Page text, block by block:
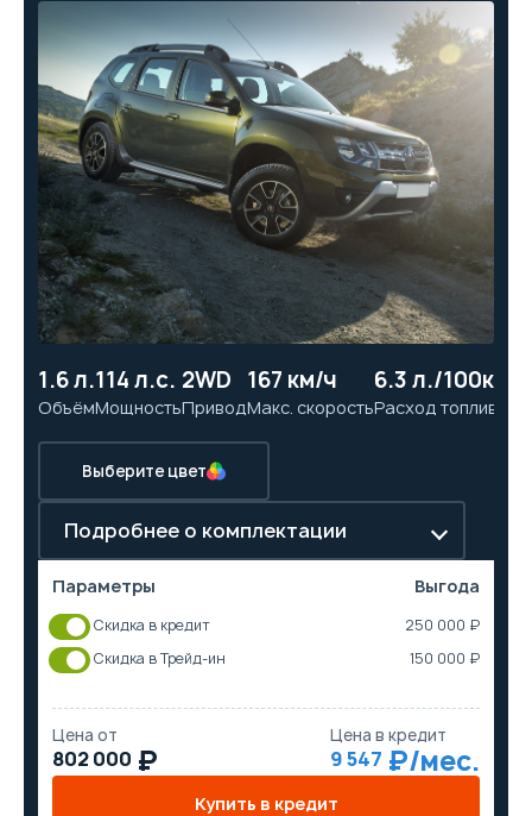
1.6 л.
Объём
114 л.с.
Мощность
2WD
Привод
167 км/ч
Макс. скорость
6.3 л./100км
Расход топлива
Выберите цвет
Подробнее о комплектации
Параметры Выгода
Скидка в кредит
250 000 ₽
Скидка в Трейд-ин
150 000 ₽
Цена от
802 000
Цена в кредит
9 547
Купить в кредит